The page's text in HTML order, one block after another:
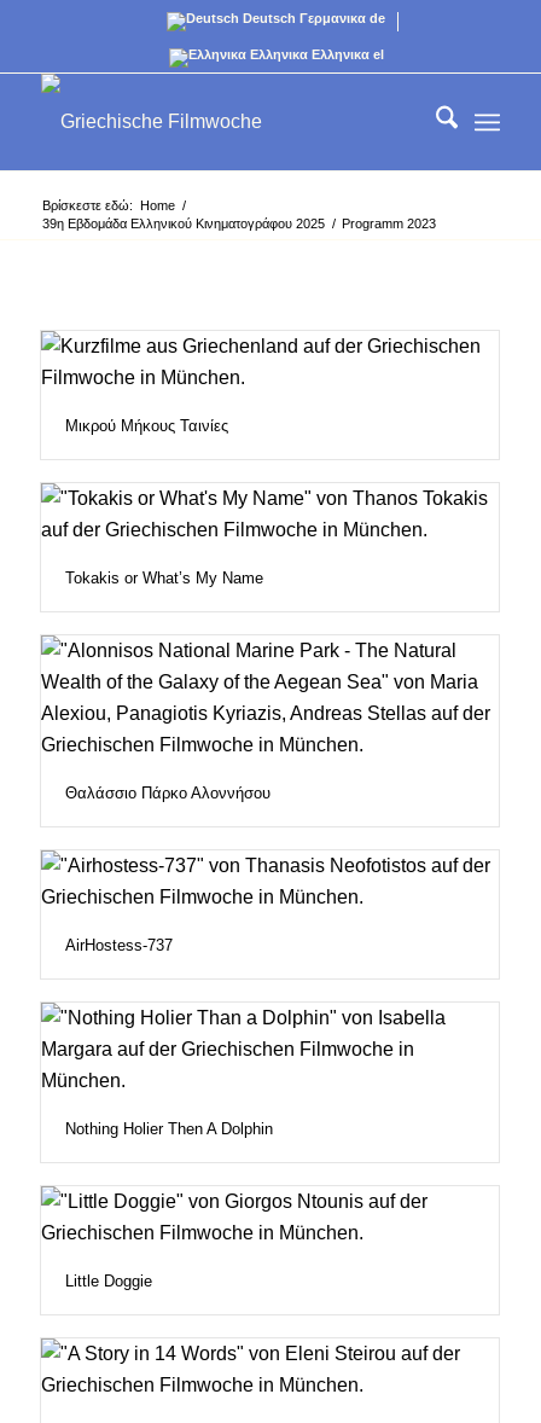
Deutsch Γερμανικα de
Ελληνικα Ελληνικα el
Βρίσκεστε εδώ: Home /
39η Εβδομάδα Ελληνικού Κινηματογράφου 2025 / Programm 2023
Μικρού Μήκους Ταινίες
Tokakis or What’s My Name
Θαλάσσιο Πάρκο Αλοννήσου
AirHostess-737
Nothing Holier Then A Dolphin
Little Doggie